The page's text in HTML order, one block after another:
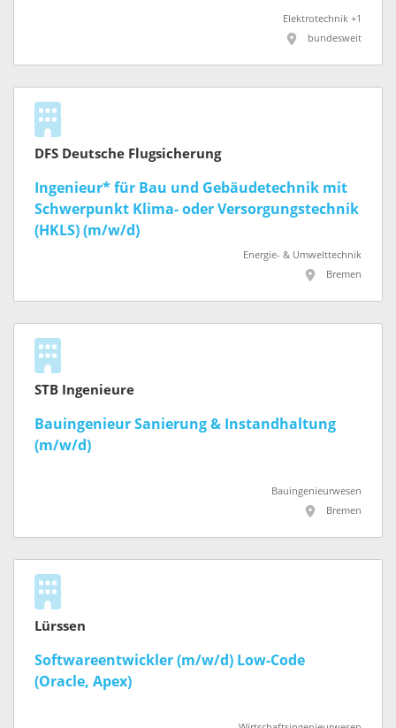
Elektrotechnik +1
bundesweit
DFS Deutsche Flugsicherung
Ingenieur* für Bau und Gebäudetechnik mit
Schwerpunkt Klima- oder Versorgungstechnik
(HKLS) (m/w/d)
Energie- & Umwelttechnik
Bremen
STB Ingenieure
Bauingenieur Sanierung & Instandhaltung
(m/w/d)
Bauingenieurwesen
Bremen
Lürssen
Softwareentwickler (m/w/d) Low-Code
(Oracle, Apex)